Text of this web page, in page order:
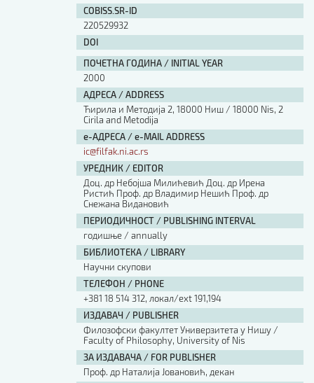
COBISS.SR-ID
220529932
DOI
ПОЧЕТНА ГОДИНА / INITIAL YEAR
2000
АДРЕСА / ADDRESS
Ћирила и Методија 2, 18000 Ниш / 18000 Nis, 2
Cirila and Metodija
е-АДРЕСА / e-MAIL ADDRESS
ic@filfak.ni.ac.rs
УРЕДНИК / EDITOR
Доц. др Небојша Милићевић Доц. др Ирена
Ристић Проф. др Владимир Нешић Проф. др
Снежана Видановић
ПЕРИОДИЧНОСТ / PUBLISHING INTERVAL
годишње / annually
БИБЛИОТЕКА / LIBRARY
Научни скупови
ТЕЛЕФОН / PHONE
+381 18 514 312, локал/ext 191,194
ИЗДАВАЧ / PUBLISHER
Филозофски факултет Универзитета у Нишу /
Faculty of Philosophy, University of Nis
ЗА ИЗДАВАЧА / FOR PUBLISHER
Проф. др Наталија Јовановић, декан